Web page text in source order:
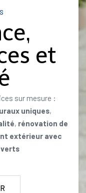
et
sur mesure :
uniques,
, rénovation de
extérieur avec
verts